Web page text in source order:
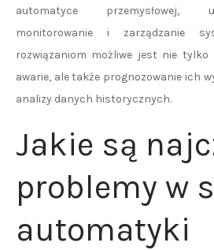
automatyce przemysłowej,
monitorowanie i zarządzanie
rozwiązaniom możliwe jest nie tylko
awarie, ale także prognozowanie ich
analizy danych historycznych.
Jakie są
problemy w
automatyki